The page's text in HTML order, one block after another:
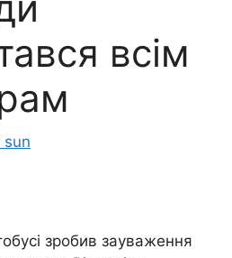
всім
sun
зробив зауваження